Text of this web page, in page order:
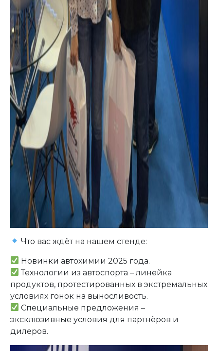
Что вас ждёт на нашем стенде:
Новинки автохимии 2025 года.
Технологии из автоспорта – линейка
продуктов, протестированных в экстремальных
условиях гонок на выносливость.
Специальные предложения –
эксклюзивные условия для партнёров и
дилеров.